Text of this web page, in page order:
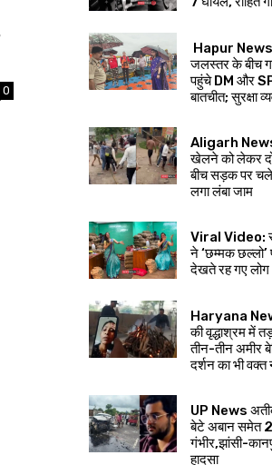
0
Hapur News
जलस्तर के बीच
पहुंचे DM और
बातचीत; सुरक्षा
Aligarh
खेलने को लेकर दो
बीच सड़क पर
लगा लंबा जाम
Viral Video:
ने ‘छम्मक
देखते रह गए लोग
Haryana
की वृद्धाश्रम में
तीन-तीन अमीर
दर्शन का भी वक्त
UP News
बेटे अबान समेत
गंभीर,झांसी-
हादसा